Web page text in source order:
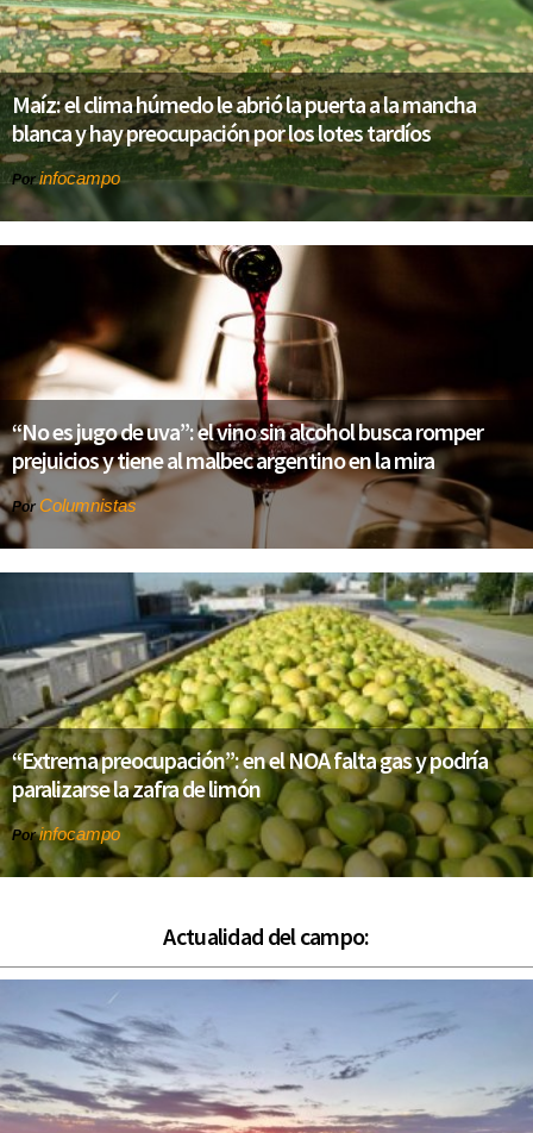
Maíz: el clima húmedo le abrió la puerta a la mancha
blanca y hay preocupación por los lotes tardíos
Porinfocampo
“No es jugo de uva”: el vino sin alcohol busca romper
prejuicios y tiene al malbec argentino en la mira
Por Columnistas
“Extrema preocupación”: en el NOA falta gas y podría
paralizarse la zafra de limón
Porinfocampo
Actualidad del campo: